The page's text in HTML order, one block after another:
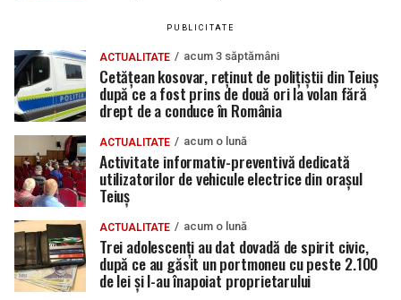
PUBLICITATE
ACTUALITATE acum 3 săptămâni
Cetățean kosovar, reținut de polițiștii din Teiuș
după ce a fost prins de două ori la volan fără
drept de a conduce în România
ACTUALITATE acum o lună
Activitate informativ-preventivă dedicată
utilizatorilor de vehicule electrice din orașul
Teiuș
ACTUALITATE acum o lună
Trei adolescenți au dat dovadă de spirit civic,
după ce au găsit un portmoneu cu peste 2.100
de lei și l-au înapoiat proprietarului